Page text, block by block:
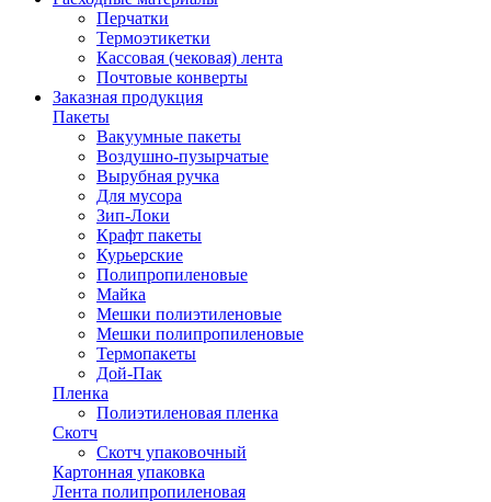
Перчатки
Термоэтикетки
Кассовая (чековая) лента
Почтовые конверты
Заказная продукция
Пакеты
Вакуумные пакеты
Воздушно-пузырчатые
Вырубная ручка
Для мусора
Зип-Локи
Крафт пакеты
Курьерские
Полипропиленовые
Майка
Мешки полиэтиленовые
Мешки полипропиленовые
Термопакеты
Дой-Пак
Пленка
Полиэтиленовая пленка
Скотч
Скотч упаковочный
Картонная упаковка
Лента полипропиленовая